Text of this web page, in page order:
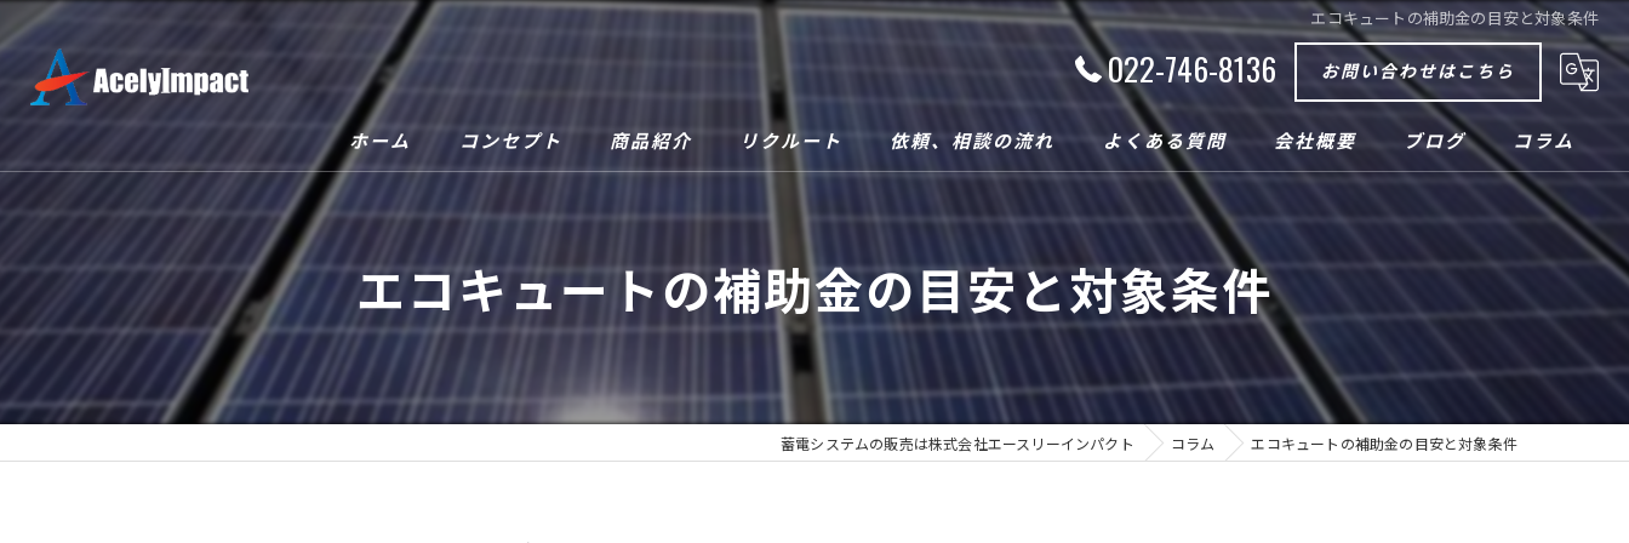
エコキュートの補助金の目安と対象条件
022-746-8136 お問い合わせはこちら
ホーム コンセプト 商品紹介 リクルート 依頼、相談の流れ よくある質問 会社概要 ブログ コラム
エコキュートの補助金の目安と対象条件
蓄電システムの販売は株式会社エースリーインパクト コラム エコキュートの補助金の目安と対象条件